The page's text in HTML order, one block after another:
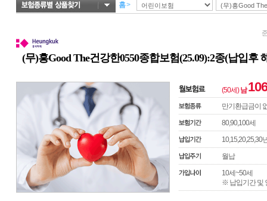
홈>
(무)흥Good The건강한0550종합보험(25.09):2종(납입
(50세)남
57,502
65,205
만기환급금이
80,90,100세
10,15,20,25,30
월납
10세~50세
※ 납입기간 및